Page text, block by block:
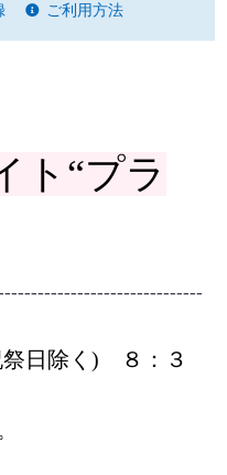
ご利用方法
ト“プラ
日除く) ８：３